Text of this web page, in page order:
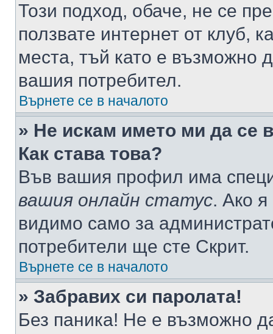
Този подход, обаче, не се
ползвате интернет от клуб,
места, тъй като е възможно
вашия потребител.
Върнете се в началото
» Не искам името ми да се
Как става това?
Във вашия профил има
вашия онлайн статус. Ако
видимо само за
потребители ще сте Скрит.
Върнете се в началото
» Забравих си паролата!
Без паника! Не е възможно